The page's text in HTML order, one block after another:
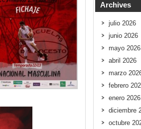
Archives
julio 2026
junio 2026
mayo 2026
abril 2026
marzo
febrero
enero 2026
diciembre
octubre